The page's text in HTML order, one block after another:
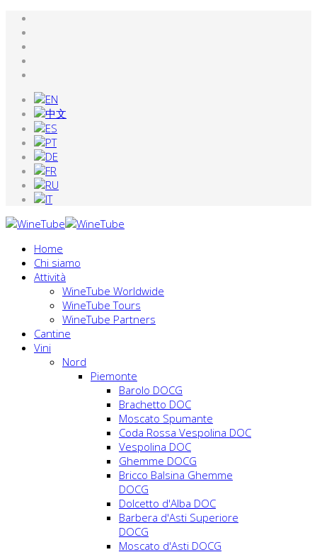
Home
Chi siamo
Attività
WineTube Worldwide
WineTube Tours
WineTube Partners
Cantine
Vini
Nord
Piemonte
Barolo DOCG
Brachetto DOC
Moscato Spumante
Coda Rossa Vespolina DOC
Vespolina DOC
Ghemme DOCG
Bricco Balsina Ghemme
DOCG
Dolcetto d'Alba DOC
Barbera d'Asti Superiore
DOCG
Moscato d'Asti DOCG